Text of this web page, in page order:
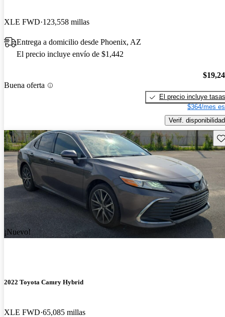
XLE FWD 123,558 millas
Entrega a domicilio desde Phoenix, AZ
El precio incluye envío de $1,442
Buena oferta
El precio incluye tasas
$364/mes
Verif. disponibilidad
¡Nuevo!
2022 Toyota Camry Hybrid
XLE FWD 65,085 millas